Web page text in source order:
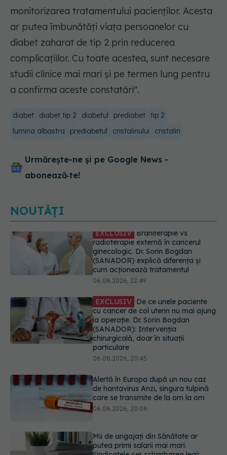
monitorizarea tratamentului pacienților. Acesta
ar putea îmbunătăți viața persoanelor cu
diabet zaharat de tip 2 prin reducerea
complicațiilor. Cu toate acestea, sunt necesare
studii clinice mai mari și pe termen lung pentru
a confirma aceste constatări".
diabet diabet tip 2 diabetul prediabet tip 2
lumina albastra
prediabetul cristalinului cristalin
Urmărește-ne și pe Google News -
abonează‑te!
NOUTĂȚI
EXCLUSIV De ce unele paciente
cu cancer de col uterin nu mai ajung
la operație. Dr. Sorin Bogdan
(SANADOR): Intervenția
chirurgicală, doar în situații
06.08.2026, 20:45
Alertă în Europa după un nou caz
de hantavirus Anzi, singura tulpină
care se transmite de la om la om
06.08.2026, 20:06
Mii de angajați din Sănătate ar
putea primi salarii mai mari.
Sindicatele cer schimbarea legii
06.08.2026, 19:26
EXCLUSIV Cancerele ginecologice
care pot fi tratate fără operație. Dr.